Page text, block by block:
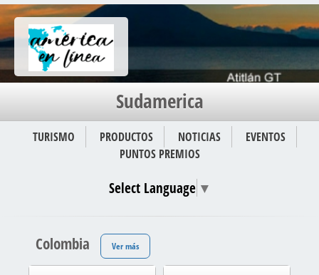
Sudamerica
TURISMO PRODUCTOS NOTICIAS
EVENTOS
PUNTOS PREMIOS
Select Language ▼
Colombia Ver más